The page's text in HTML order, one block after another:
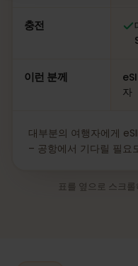
충전
이런 분께
자
대부분의 여행자에게
– 공항에서 기다릴 필요
표를 옆으로 스크